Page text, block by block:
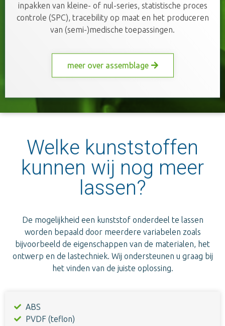
inpakken van kleine- of nul-series, statistische proces
controle (SPC), tracebility op maat en het produceren
van (semi-)medische toepassingen.
meer over assemblage
Welke kunststoffen
kunnen wij nog meer
lassen?
De mogelijkheid een kunststof onderdeel te lassen
worden bepaald door meerdere variabelen zoals
bijvoorbeeld de eigenschappen van de materialen, het
ontwerp en de lastechniek. Wij ondersteunen u graag bij
het vinden van de juiste oplossing.
ABS
PVDF (teflon)